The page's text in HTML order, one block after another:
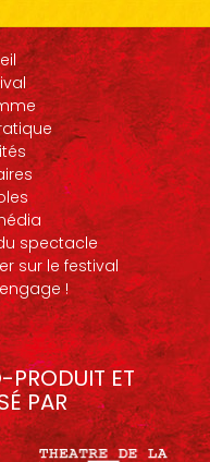
spectacle
sur le festival
!
ET
PAR